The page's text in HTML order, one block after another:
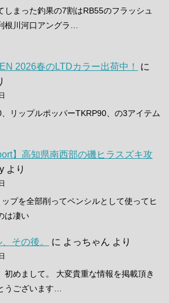
しまった釣果の7割はRB55のフラッシュ
根川河口アングラ…
2026春のLTDカラー出荷中！
に
リップルポッパーTKRP90、の3アイテム
】高知県南西部の磯ヒラスズキ攻
より
プを全部削ってペンシルとして使ってヒ
は凄い
その後。 に よっちゃん より
初めまして。 大変貴重な情報を掲載頂き
うございます…